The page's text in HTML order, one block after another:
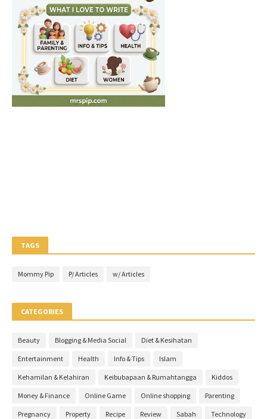
TAGS
Mommy Pip P/ Articles w/ Articles
CATEGORIES
Beauty Blogging & Media Social Diet & Kesihatan
Entertainment Health Info & Tips Islam
Kehamilan & Kelahiran Keibubapaan & Rumahtangga Kiddos
Money & Finance Online Game Online shopping Parenting
Pregnancy Property Recipe Review Sabah Technology